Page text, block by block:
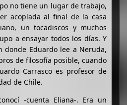
no tiene un lugar de trabajo,
acoplada al final de la casa
un tocadiscos y muchos
a ensayar todos los días. Y
donde Eduardo lee a Neruda,
de filosofía posible, cuando
Carrasco es profesor de
de Chile.
-cuenta Eliana-. Era un